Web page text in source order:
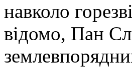
навколо
відомо, Пан